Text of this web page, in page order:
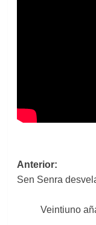
de
entradas
Anterior:
Sen Senra
Veintiuno